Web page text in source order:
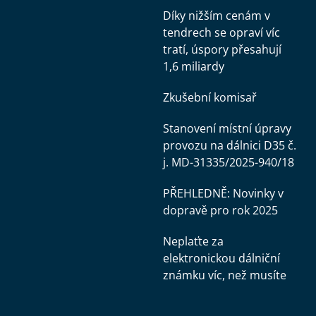
Díky nižším cenám v
tendrech se opraví víc
tratí, úspory přesahují
1,6 miliardy
Zkušební komisař
Stanovení místní úpravy
provozu na dálnici D35 č.
j. MD-31335/2025-940/18
PŘEHLEDNĚ: Novinky v
dopravě pro rok 2025
Neplaťte za
elektronickou dálniční
známku víc, než musíte